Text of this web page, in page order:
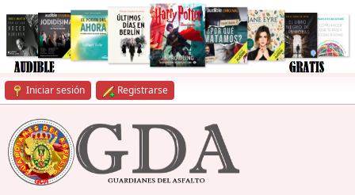
Iniciar sesión Registrarse